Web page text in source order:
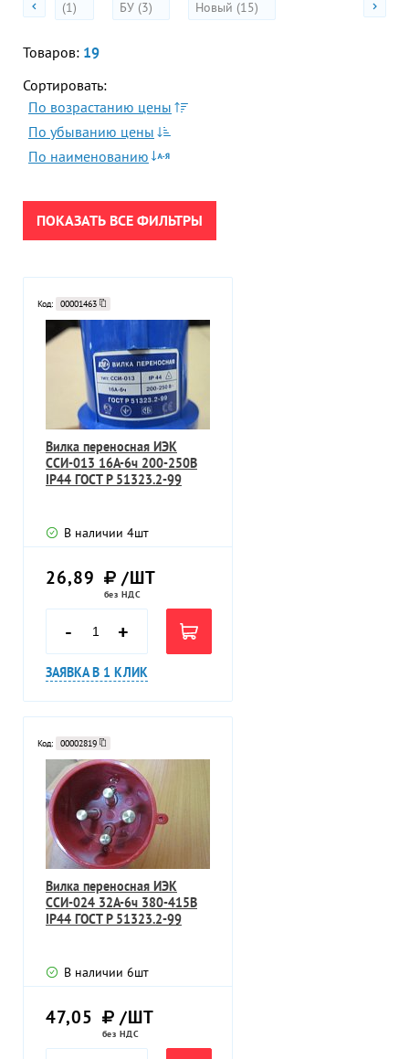
Акции
ПРИМЕНИТЬ
(1) БУ (3) Новый (15)
Товаров: 19
Сортировать:
По возрастанию цены
По убыванию цены
По наименованию
ПОКАЗАТЬ ВСЕ ФИЛЬТРЫ
Код: 00001463
Вилка переносная ИЭК
ССИ-013 16А-6ч 200-250В
IP44 ГОСТ Р 51323.2-99
В наличии 4шт
26,89 /ШТ
без НДС
- +
ЗАЯВКА В 1 КЛИК
Код: 00002819
Вилка переносная ИЭК
ССИ-024 32А-6ч 380-415В
IP44 ГОСТ Р 51323.2-99
В наличии 6шт
47,05 /ШТ
без НДС